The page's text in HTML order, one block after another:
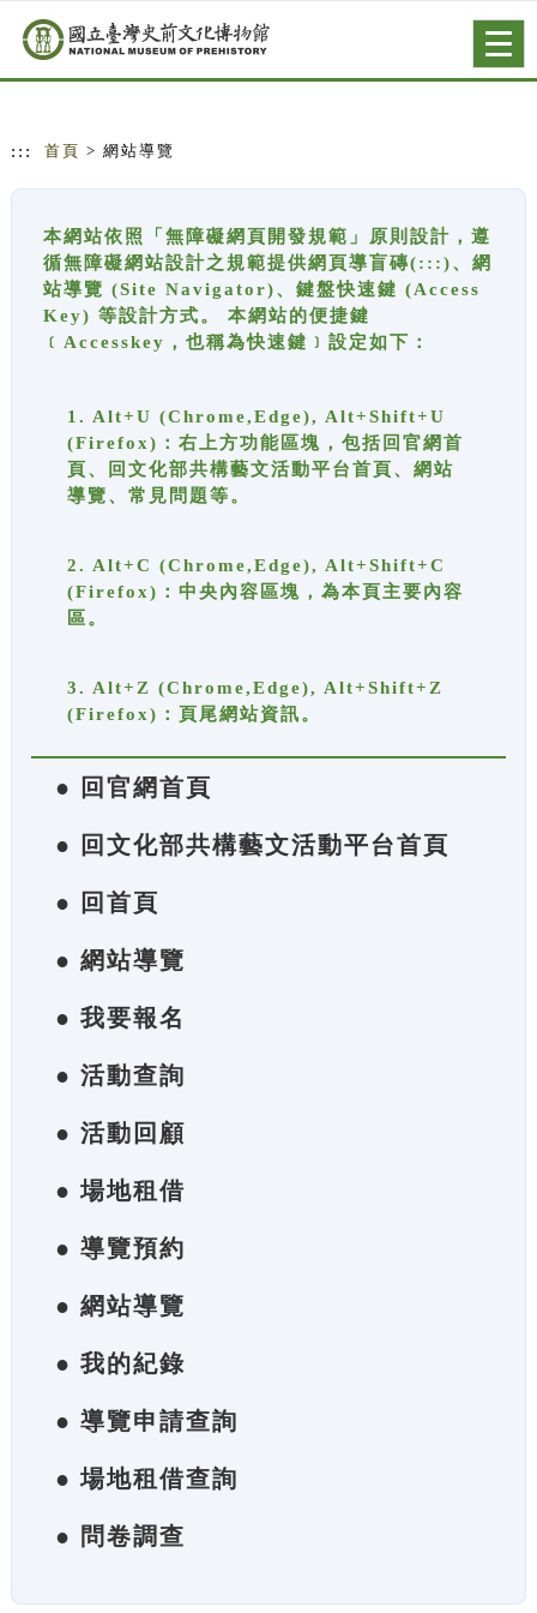
跳到主要內容
網站導覽
::: 首頁 > 網站導覽
本網站依照「無障礙網頁開發規範」原則設計，遵
循無障礙網站設計之規範提供網頁導盲磚(:::)、網
站導覽 (Site Navigator)、鍵盤快速鍵 (Access
Key) 等設計方式。 本網站的便捷鍵
﹝Accesskey，也稱為快速鍵﹞設定如下：
1. Alt+U (Chrome,Edge), Alt+Shift+U
(Firefox)：右上方功能區塊，包括回官網首
頁、回文化部共構藝文活動平台首頁、網站
導覽、常見問題等。
2. Alt+C (Chrome,Edge), Alt+Shift+C
(Firefox)：中央內容區塊，為本頁主要內容
區。
3. Alt+Z (Chrome,Edge), Alt+Shift+Z
(Firefox)：頁尾網站資訊。
● 回官網首頁
● 回文化部共構藝文活動平台首頁
● 回首頁
● 網站導覽
● 我要報名
● 活動查詢
● 活動回顧
● 場地租借
● 導覽預約
● 網站導覽
● 我的紀錄
● 導覽申請查詢
● 場地租借查詢
● 問卷調查